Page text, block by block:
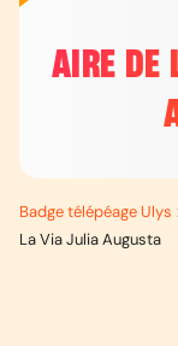
AIRE DE
Badge télépéage Ulys
La Via Julia Augusta